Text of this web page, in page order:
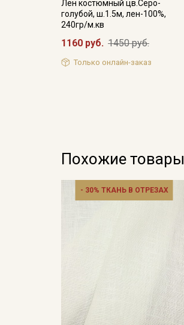
Лен костюмный цв.Серо-
голубой, ш.1.5м, лен-100%,
240гр/м.кв
1160 руб. 1450 руб.
Только онлайн-заказ
Похожие товары
- 30% ТКАНЬ В ОТРЕЗАХ